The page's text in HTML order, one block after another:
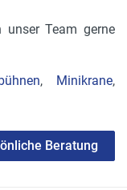
unser Team gerne
, Minikrane,
Beratung